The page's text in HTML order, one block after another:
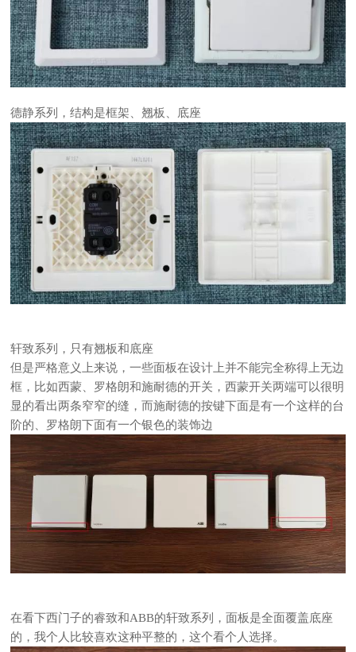
德静系列，结构是框架、翘板、底座
轩致系列，只有翘板和底座
但是严格意义上来说，一些面板在设计上并不能完全称得上无边
框，比如西蒙、罗格朗和施耐德的开关，西蒙开关两端可以很明
显的看出两条窄窄的缝，而施耐德的按键下面是有一个这样的台
阶的、罗格朗下面有一个银色的装饰边
在看下西门子的睿致和ABB的轩致系列，面板是全面覆盖底座
的，我个人比较喜欢这种平整的，这个看个人选择。